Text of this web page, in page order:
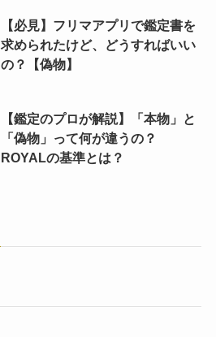
【必見】フリマアプリで鑑定書を
求められたけど、どうすればいい
の？【偽物】
【鑑定のプロが解説】「本物」と
「偽物」って何が違うの？
ROYALの基準とは？